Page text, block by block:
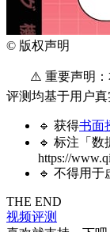
© 版权声明
⚠️ 重要声明：
评测均基于用户
🔹 获得书面
🔹 标注「数
https://
🔹 不得用于
THE END
视频评测